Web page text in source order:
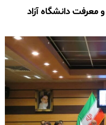
دانشگاه آزاد